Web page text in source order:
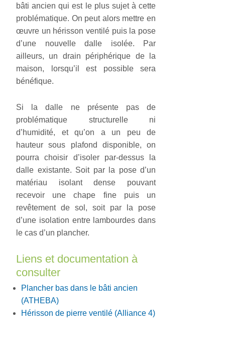
bâti ancien qui est le plus sujet à cette
problématique. On peut alors mettre en
œuvre un hérisson ventilé puis la pose
d’une nouvelle dalle isolée. Par
ailleurs, un drain périphérique de la
maison, lorsqu’il est possible sera
bénéfique.
Si la dalle ne présente pas de
problématique structurelle ni
d’humidité, et qu’on a un peu de
hauteur sous plafond disponible, on
pourra choisir d’isoler par-dessus la
dalle existante. Soit par la pose d’un
matériau isolant dense pouvant
recevoir une chape fine puis un
revêtement de sol, soit par la pose
d’une isolation entre lambourdes dans
le cas d’un plancher.
Liens et documentation à
consulter
Plancher bas dans le bâti ancien
(ATHEBA)
Hérisson de pierre ventilé (Alliance 4)